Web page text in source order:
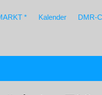
* Kalender DMR-